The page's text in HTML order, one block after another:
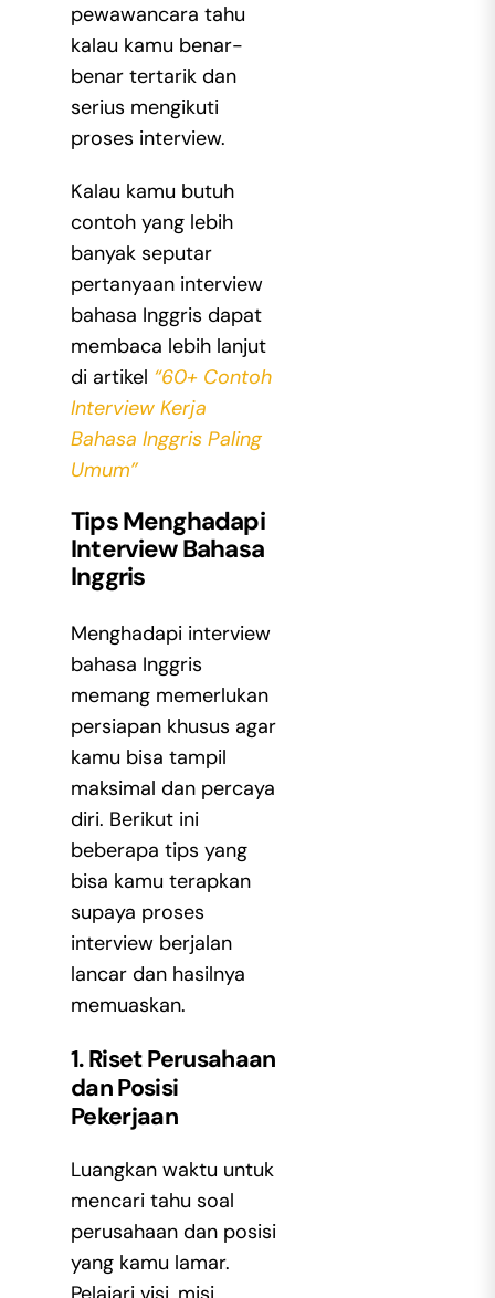
pewawancara tahu
kalau kamu benar-
benar tertarik dan
serius mengikuti
proses interview.
Kalau kamu butuh
contoh yang lebih
banyak seputar
pertanyaaninterview
bahasa Inggris dapat
membaca lebih lanjut
di artikel “60+ Contoh
Interview Kerja
Bahasa Inggris Paling
Umum”
Tips Menghadapi
Interview Bahasa
Inggris
Menghadapi interview
bahasa Inggris
memang memerlukan
persiapan khusus agar
kamu bisa tampil
maksimal dan percaya
diri. Berikut ini
beberapa tips yang
bisa kamu terapkan
supaya proses
interview berjalan
lancar dan hasilnya
memuaskan.
1. Riset Perusahaan
dan Posisi
Pekerjaan
Luangkan waktu untuk
mencari tahu soal
perusahaan dan posisi
yang kamu lamar.